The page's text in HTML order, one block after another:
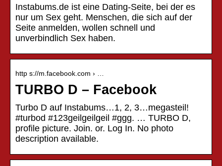
Instabums.de ist eine Dating-Seite, bei der es
nur um Sex geht. Menschen, die sich auf der
Seite anmelden, wollen schnell und
unverbindlich Sex haben.
http s://m.facebook.com › …
TURBO D – Facebook
Turbo D auf Instabums…1, 2, 3…megasteil!
#turbod #123geilgeilgeil #ggg. … TURBO D,
profile picture. Join. or. Log In. No photo
description available.